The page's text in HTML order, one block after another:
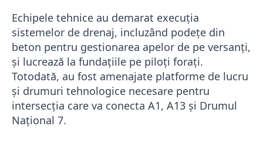
Echipele tehnice au demarat execuția
sistemelor de drenaj, incluzând podețe din
beton pentru gestionarea apelor de pe versanți,
și lucrează la fundațiile pe piloți forați.
Totodată, au fost amenajate platforme de lucru
și drumuri tehnologice necesare pentru
intersecția care va conecta A1, A13 și Drumul
Național 7.